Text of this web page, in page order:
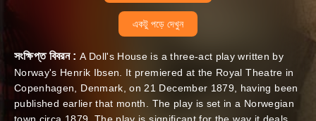
একটু পড়ে দেখুন
সংক্ষিপ্ত বিবরন : A Doll's House is a three-act play written by
Norway's Henrik Ibsen. It premiered at the Royal Theatre in
Copenhagen, Denmark, on 21 December 1879, having been
published earlier that month. The play is set in a Norwegian